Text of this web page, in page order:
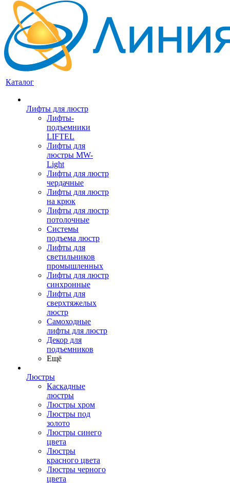
Каталог
Лифты для люстр
Лифты-
подъемники
LIFTEL
Лифты для
люстры MW-
Light
Лифты для люстр
чердачные
Лифты для люстр
на крюк
Лифты для люстр
потолочные
Системы
подъема люстр
Лифты для
светильников
промышленных
Лифты для люстр
синхронные
Лифты для
сверхтяжелых
люстр
Самоходные
лифты для люстр
Декор для
подъемников
Ещё
Люстры
Каскадные
люстры
Люстры хром
Люстры под
золото
Люстры синего
цвета
Люстры
красного цвета
Люстры черного
цвета